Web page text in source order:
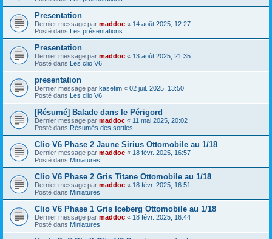
Presentation
Dernier message par maddoc « 14 août 2025, 12:27
Posté dans Les présentations
Presentation
Dernier message par maddoc « 13 août 2025, 21:35
Posté dans Les clio V6
presentation
Dernier message par kasetim « 02 juil. 2025, 13:50
Posté dans Les clio V6
[Résumé] Balade dans le Périgord
Dernier message par maddoc « 11 mai 2025, 20:02
Posté dans Résumés des sorties
Clio V6 Phase 2 Jaune Sirius Ottomobile au 1/18
Dernier message par maddoc « 18 févr. 2025, 16:57
Posté dans Miniatures
Clio V6 Phase 2 Gris Titane Ottomobile au 1/18
Dernier message par maddoc « 18 févr. 2025, 16:51
Posté dans Miniatures
Clio V6 Phase 1 Gris Iceberg Ottomobile au 1/18
Dernier message par maddoc « 18 févr. 2025, 16:44
Posté dans Miniatures